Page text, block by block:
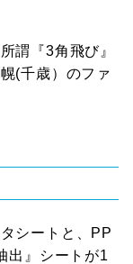
謂『3角飛び』
(千歳）のファ
シートと、PP
出』シートが1